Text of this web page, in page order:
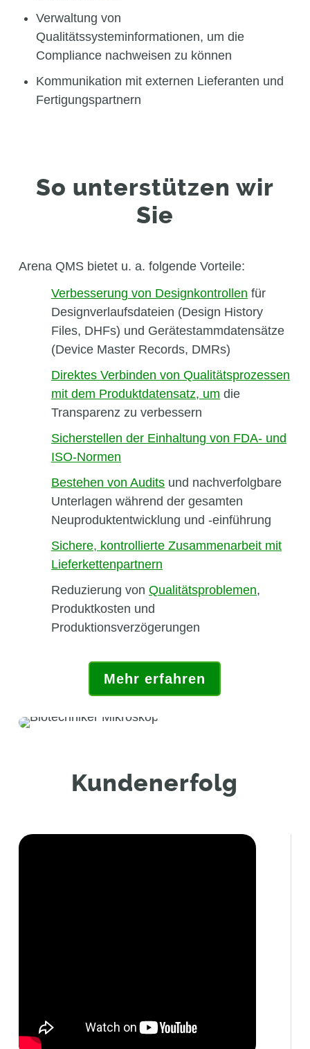
Verwaltung von
Qualitätssysteminformationen, um die
Compliance nachweisen zu können
Kommunikation mit externen Lieferanten und
Fertigungspartnern
So unterstützen wir
Sie
Arena QMS bietet u. a. folgende Vorteile:
Verbesserung von Designkontrollen für
Designverlaufsdateien (Design History
Files, DHFs) und Gerätestammdatensätze
(Device Master Records, DMRs)
Direktes Verbinden von Qualitätsprozessen
mit dem Produktdatensatz, um die
Transparenz zu verbessern
Sicherstellen der Einhaltung von FDA- und
ISO-Normen
Bestehen von Auditsund nachverfolgbare
Unterlagen während der gesamten
Neuproduktentwicklung und -einführung
Sichere, kontrollierte Zusammenarbeit mit
Lieferkettenpartnern
Reduzierung von Qualitätsproblemen,
Produktkosten und
Produktionsverzögerungen
Mehr erfahren
Kundenerfolg